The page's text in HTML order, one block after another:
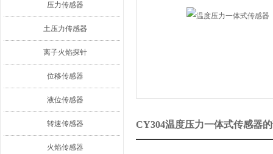
压力传感器
土压力传感器
离子火焰探针
位移传感器
液位传感器
转速传感器
火焰传感器
CY304温度压力一体式传感器